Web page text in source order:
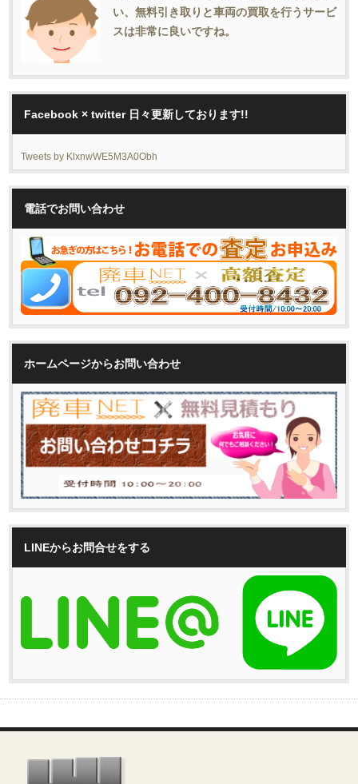
い、無料引き取りと車両の買取を行うサービ
スは非常に良いですね。
Facebook × twitter 日々更新しております!!
Tweets by KlxnwWE5M3A0Obh
電話でお問い合わせ
ホームページからお問い合わせ
LINEからお問合せをする